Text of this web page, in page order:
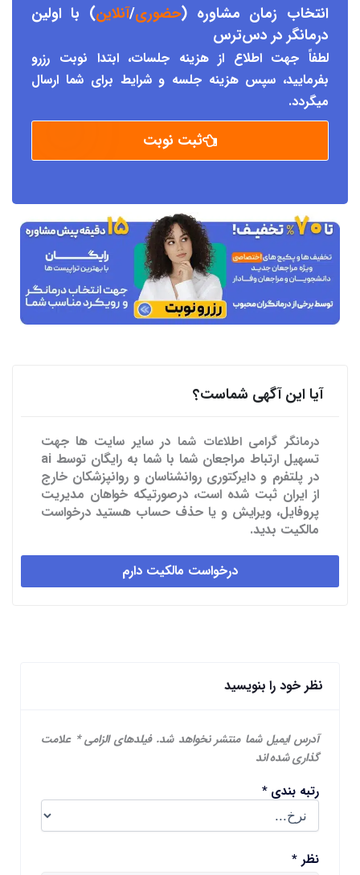
انتخاب زمان مشاوره (حضوری/آنلاین) با اولین
درمانگر در دسترس
لطفاً جهت اطلاع از هزینه جلسات، ابتدا نوبت رزرو
بفرمایید، سپس هزینه جلسه و شرایط برای شما ارسال
میگردد.
ثبت نوبت
آیا این آگهی شماست؟
درمانگر گرامی اطلاعات شما در سایر سایت ها جهت
تسهیل ارتباط مراجعان شما با شما به رایگان توسط ai
در پلتفرم و دایرکتوری روانشناسان و روانپزشکان خارج
از ایران ثبت شده است، درصورتیکه خواهان مدیریت
پروفایل، ویرایش و یا حذف حساب هستید درخواست
مالکیت بدید.
درخواست مالکیت دارم
نظر خود را بنویسید
آدرس ایمیل شما منتشر نخواهد شد. فیلدهای الزامی* علامت
گذاری شده اند
رتبه بندی*
نظر *